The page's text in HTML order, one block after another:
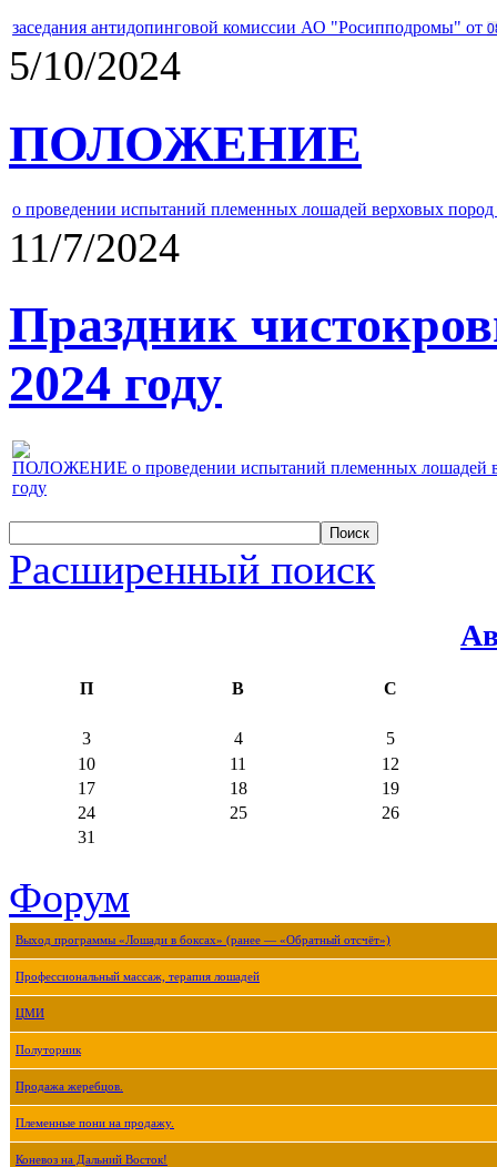
заседания антидопинговой комиссии АО "Росипподромы" от
5/10/2024
ПОЛОЖЕНИЕ
о проведении испытаний племенных лошадей верховых
11/7/2024
Праздник
2024 году
ПОЛОЖЕНИЕ о проведении испытаний племенных лошадей
году
Расширенный поиск
П В С
3 4
5
10
11
12
17
18
19
24
25
26
31
Форум
Выход программы «Лошади в боксах» (ранее — «Обратный отсчёт»)
Профессиональный массаж, терапия лошадей
ЦМИ
Полуторник
Продажа жеребцов.
Племенные пони на продажу.
Коневоз на Дальний Восток!